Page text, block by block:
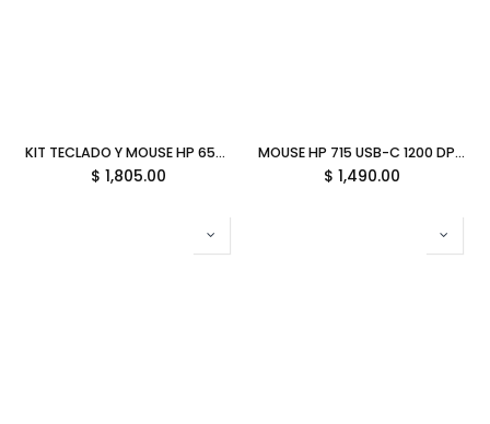
KIT TECLADO Y MOUSE HP 655 TEC/ESP INALAMBRICO USB-A NEGRO 4R009UT GARANTIA CON FABRICANTE
$ 1,805.00
MOUSE HP 715 USB-C 1200 DPI INALAMBRICO MULTIDISPOSITIVO RECARGABLE NEGRO 6E6F0AA GARANTIA CON FABRICANTE
$ 1,490.00